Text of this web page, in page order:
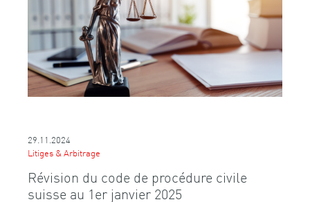
29.11.2024
Litiges & Arbitrage
Révision du code de procédure civile
suisse au 1er janvier 2025